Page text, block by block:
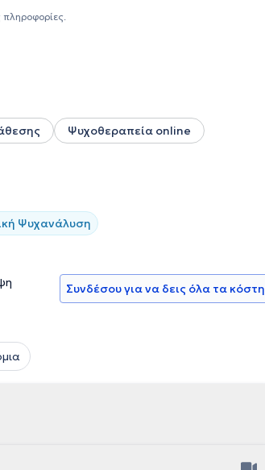
άγχους, κατάθλιψης, κρίσεων
με τις ανάγκες και τις επιθυμίες τους, ώστε
εποπτεία, παρακολουθώντας ενεργά
Ψυχοθεραπεία online
Ψυχανάλυση
Συνδέσου για να δεις όλα τα κόστη